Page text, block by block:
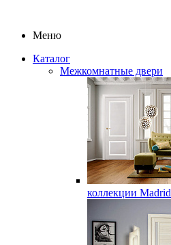
Меню
Каталог
Межкомнатные двери
коллекции Madrid